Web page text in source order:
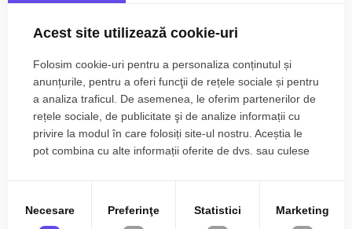
Acest site utilizează cookie-uri
Folosim cookie-uri pentru a personaliza conținutul și
anunțurile, pentru a oferi funcţii de rețele sociale și pentru
a analiza traficul. De asemenea, le oferim partenerilor de
rețele sociale, de publicitate şi de analize informații cu
privire la modul în care folosiți site-ul nostru. Aceștia le
pot combina cu alte informații oferite de dvs. sau culese
Necesare Preferinţe Statistici Marketing